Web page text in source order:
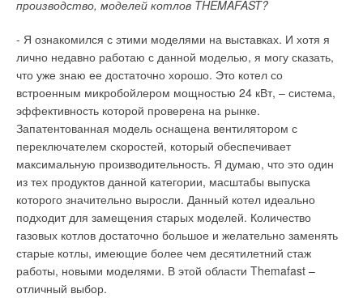
производство, моделей котлов THEMAFAST?
- Я ознакомился с этими моделями на выставках. И хотя я
лично недавно работаю с данной моделью, я могу сказать,
что уже знаю ее достаточно хорошо. Это котел со
встроенным микробойлером мощностью 24 кВт, – система,
эффективность которой проверена на рынке.
Запатентованная модель оснащена вентилятором с
переключателем скоростей, который обеспечивает
максимальную производительность. Я думаю, что это один
из тех продуктов данной категории, масштабы выпуска
которого значительно выросли. Данный котел идеально
подходит для замещения старых моделей. Количество
газовых котлов достаточно большое и желательно заменять
старые котлы, имеющие более чем десятилетний стаж
работы, новыми моделями. В этой области Themafast –
отличный выбор.
Зачем нужна балансировка гидравлики системы
Балансировка системы отопления (холодоснабжения)
необходима для обеспечения проектных расходов во всех
частях системы. Она заключается в настройке
термостатических клапанов типа V-Exakt и дроссельных
вентилей типа Regulux, измерении и наладке расходов на
балансировочных клапанах типа STAD, STAF, STAP.
Балансировка гидравлики аналогична балансировке колес
автомобиля. Без нее невозможно обеспечить качественную и
долговечную работу системы.
Можно ли провести балансировку гидравлики с
помощью труб и термостатических клапанов
Далеко не все производители водонагревателей имеют в
Особенностью комбинируемых моделей является то, что при
их подборе, можно отдельно выбрать непосредственно
емкость, а к ней в зависимости от потребностей
подбираются необходимые электрические нагревательные
элементы или теплообменники.
Комбинируемые водонагреватели, как правило, имеют
возможность установки несколько нагревательных
элементов, причем одновременно можно использовать как
теплообменник, так и ТЭН. Объем таких бойлеров обычно не
менее 300 л. Комбинируемый бойлер можно подключать к
одному или нескольким отопительным котлам (в
зависимости от количества встроенных теплообменников) и
нагревать воду с помощью электричества в период
Уведомления отключены
Комментарии
В этой теме еще нет комментариев
Добавить комментарий